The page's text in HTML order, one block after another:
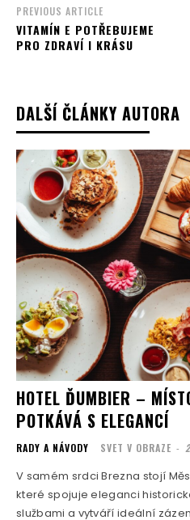
PREVIOUS ARTICLE
VITAMÍN E POTŘEBUJEME
PRO ZDRAVÍ I KRÁSU
DALŠÍ ČLÁNKY AUTORA
HOTEL ĎUMBIER –
POTKÁVÁ S ELEGANCÍ
RADY A NÁVODY SVET V OBRAZE -
V samém srdci Brezna stojí
které spojuje eleganci
službami a vytváří ideální